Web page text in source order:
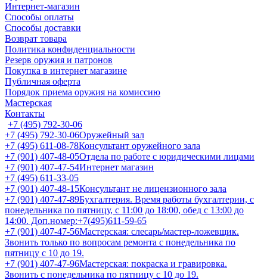
Интернет-магазин
Способы оплаты
Способы доставки
Возврат товара
Политика конфиденциальности
Резерв оружия и патронов
Покупка в интернет магазине
Публичная оферта
Порядок приема оружия на комиссию
Мастерская
Контакты
+7 (495) 792-30-06
+7 (495) 792-30-06Оружейный зал
+7 (495) 611-08-78Консультант оружейного зала
+7 (901) 407-48-05Отдела по работе с юридическими лицами
+7 (901) 407-47-54Интернет магазин
+7 (495) 611-33-05
+7 (901) 407-48-15Консультант не лицензионного зала
+7 (901) 407-47-89Бухгалтерия. Время работы бухгалтерии, с
понедельника по пятницу, с 11:00 до 18:00, обед с 13:00 до
14:00. Доп.номер:+7(495)611-59-65
+7 (901) 407-47-56Мастерская: слесарь/мастер-ложевщик.
Звонить только по вопросам ремонта с понедельника по
пятницу с 10 до 19.
+7 (901) 407-47-96Мастерская: покраска и гравировка.
Звонить с понедельника по пятницу с 10 до 19.